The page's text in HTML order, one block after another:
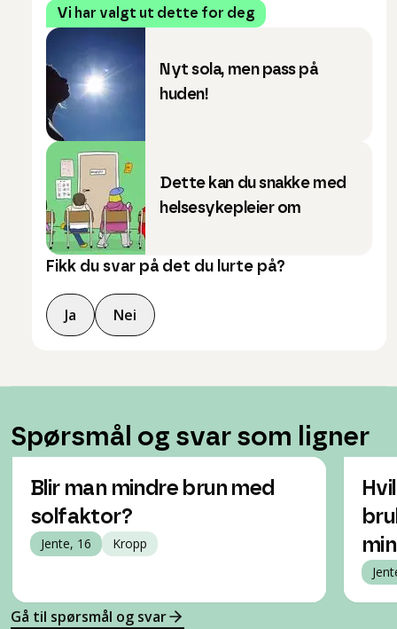
Vi har valgt ut dette for deg
Nyt sola, men pass på
huden!
Dette kan du snakke med
helsesykepleier om
Fikk du svar på det du lurte på?
Ja Nei
Spørsmål og svar som ligner
Blir man mindre brun med
solfaktor?
Jente, 16 Kropp
Gå til spørsmål og svar